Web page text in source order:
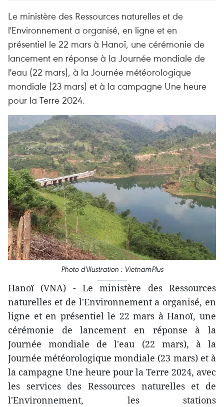
Le ministère des Ressources naturelles et de
l'Environnement a organisé, en ligne et en
présentiel le 22 mars à Hanoï, une cérémonie de
lancement en réponse à la Journée mondiale de
l'eau (22 mars), à la Journée météorologique
mondiale (23 mars) et à la campagne Une heure
pour la Terre 2024.
Photo d'illustration : VietnamPlus
Hanoï (VNA) - Le ministère des Ressources
naturelles et de l'Environnement a organisé, en
ligne et en présentiel le 22 mars à Hanoï, une
cérémonie de lancement en réponse à la
Journée mondiale de l'eau (22 mars), à la
Journée météorologique mondiale (23 mars) et à
la campagne Une heure pour la Terre 2024, avec
les services des Ressources naturelles et de
l'Environnement, les stations